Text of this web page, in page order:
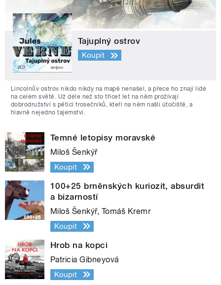
Tajuplný ostrov
Koupit
Lincolnův ostrov nikdo nikdy na mapě nenašel, a přece ho znají lidé
na celém světě. Už déle než sto třicet let na něm prožívají
dobrodružství s pěticí trosečníků, kteří na něm našli útočiště, a
hlavně nejedno tajemství.
Temné letopisy moravské
Miloš Šenkýř
Koupit
100+25 brněnských kuriozit, absurdit
a bizarností
Miloš Šenkýř, Tomáš Kremr
Koupit
Hrob na kopci
Patricia Gibneyová
Koupit